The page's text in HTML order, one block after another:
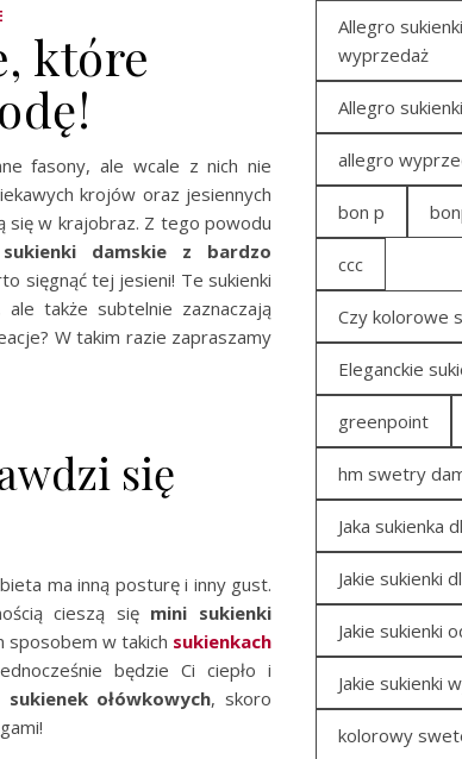
które
fasony, ale wcale z nich nie
krojów oraz jesiennych
się w krajobraz. Z tego powodu
sukienki damskie
z bardzo
sięgnąć tej jesieni! Te sukienki
także subtelnie zaznaczają
W takim razie zapraszamy
się
ma inną posturę i inny gust.
cieszą się mini sukienki
sposobem w takich sukienkach
będzie Ci ciepło i
sukienek ołówkowych, skoro
Allegro
wyprzedaż
Allegro
allegro
bon p
ccc
Czy kolorowe
Eleganckie
greenpoint
hm swetry
Jaka sukienka
Jakie sukienki
Jakie sukienki
Jakie sukienki
kolorowy